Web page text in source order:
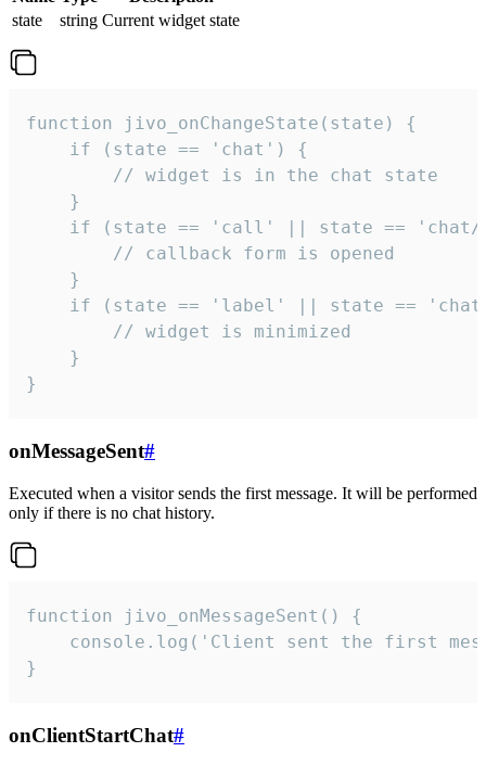
state
string Current widget state
function jivo_onChangeState(state) {
    if (state == 'chat') {
        // widget is in the chat state
    }
if (state == 'call' || state ==
        // callback form is opened
    }
if (state == 'label' || state ==
        // widget is minimized
    }
}
onMessageSent#
Executed when a visitor sends the first message. It will be performed
only if there is no chat history.
function jivo_onMessageSent() {
console.log('Client sent the first
}
onClientStartChat#